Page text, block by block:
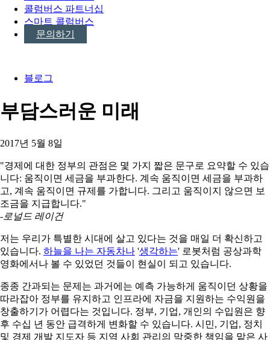
콜럼버스 파트너십
스마트 콜럼버스
문의하기
블로그
부담스러운 미래
2017년 5월 8일
"경제에 대한 정부의 관점은 몇 가지 짧은 문구로 요약할 수 있습
니다: 움직이면 세금을 부과한다. 계속 움직이면 세금을 부과하
고, 계속 움직이면 규제를 가합니다. 그리고 움직이지 않으면 보
조금을 지급합니다."
-로널드 레이건
저는 우리가 특별한 시대에 살고 있다는 것을 매일 더 확신하고
있습니다. 하늘을 나는 자동차나 '생각하는' 로봇처럼 공상과학
영화에서나 볼 수 있었던 것들이 현실이 되고 있습니다.
종종 간과되는 문제는 과거에는 예측 가능하게 움직이던 상황을
따라잡아 정부를 유지하고 인프라에 자금을 지원하는 수익원을
창출하기가 어렵다는 것입니다. 정부, 기업, 개인의 수입원은 향
후 수십 년 동안 급격하게 변화할 수 있습니다. 시민, 기업, 정치
및 경제 개발 지도자 등 지역 사회 관리의 막중한 책임을 맡은 사